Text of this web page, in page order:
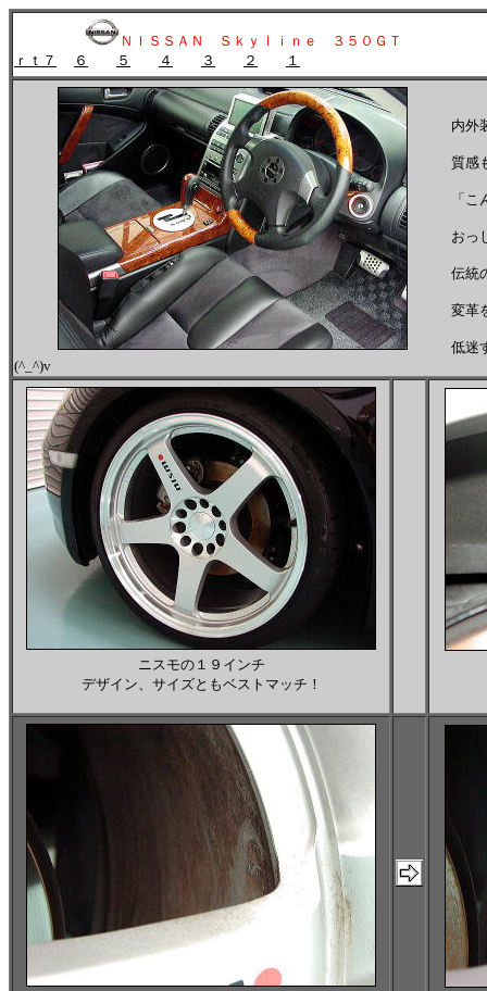
ＮＩＳＳＡＮ Ｓｋｙｌｉｎｅ ３５０ＧＴ
ｒｔ７
６ ５ ４ ３ ２ １
内外
質感
「
おっ
伝統
変革
低迷
(^_^)v
ニスモの１９インチ
デザイン、サイズともベストマッチ！